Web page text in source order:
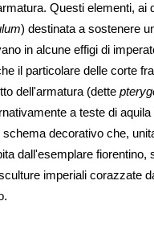
Questi elementi, ai
) destinata a sostenere
in alcune effigi di
il particolare delle corte
dell'armatura (dette
a teste di
decorativo che,
dall'esemplare fiorentino,
imperiali corazzate